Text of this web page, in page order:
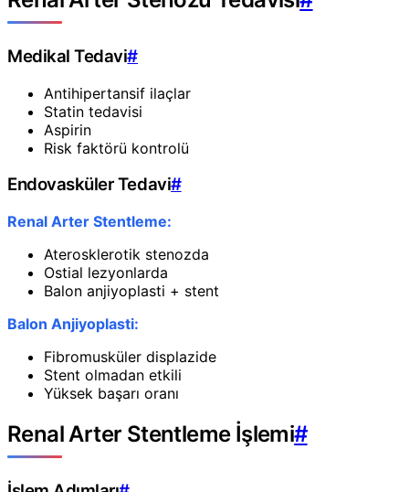
Medikal Tedavi#
Antihipertansif ilaçlar
Statin tedavisi
Aspirin
Risk faktörü kontrolü
Endovasküler Tedavi#
Renal Arter Stentleme:
Aterosklerotik stenozda
Ostial lezyonlarda
Balon anjiyoplasti + stent
Balon Anjiyoplasti:
Fibromusküler displazide
Stent olmadan etkili
Yüksek başarı oranı
Renal Arter Stentleme İşlemi#